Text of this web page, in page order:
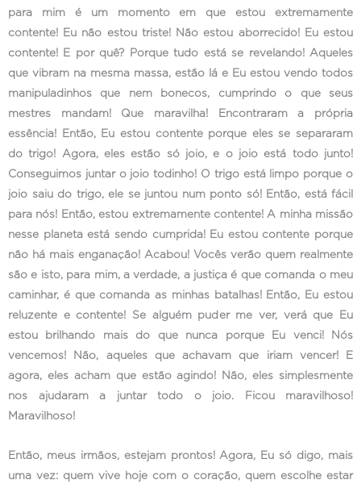
para mim é um momento em que estou extremamente
contente! Eu não estou triste! Não estou aborrecido! Eu estou
contente! E por quê? Porque tudo está se revelando! Aqueles
que vibram na mesma massa, estão lá e Eu estou vendo todos
manipuladinhos que nem bonecos, cumprindo o que seus
mestres mandam! Que maravilha! Encontraram a própria
essência! Então, Eu estou contente porque eles se separaram
do trigo! Agora, eles estão só joio, e o joio está todo junto!
Conseguimos juntar o joio todinho! O trigo está limpo porque o
joio saiu do trigo, ele se juntou num ponto só! Então, está fácil
para nós! Então, estou extremamente contente! A minha missão
nesse planeta está sendo cumprida! Eu estou contente porque
não há mais enganação! Acabou! Vocês verão quem realmente
são e isto, para mim, a verdade, a justiça é que comanda o meu
caminhar, é que comanda as minhas batalhas! Então, Eu estou
reluzente e contente! Se alguém puder me ver, verá que Eu
estou brilhando mais do que nunca porque Eu venci! Nós
vencemos! Não, aqueles que achavam que iriam vencer! E
agora, eles acham que estão agindo! Não, eles simplesmente
nos ajudaram a juntar todo o joio. Ficou maravilhoso!
Maravilhoso!
Então, meus irmãos, estejam prontos! Agora, Eu só digo, mais
uma vez: quem vive hoje com o coração, quem escolhe estar